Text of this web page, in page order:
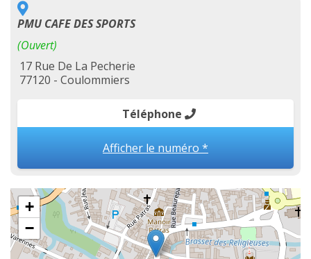
PMU CAFE DES SPORTS
(Ouvert)
17 Rue De La Pecherie
77120 - Coulommiers
Téléphone
Afficher le numéro *
+
−